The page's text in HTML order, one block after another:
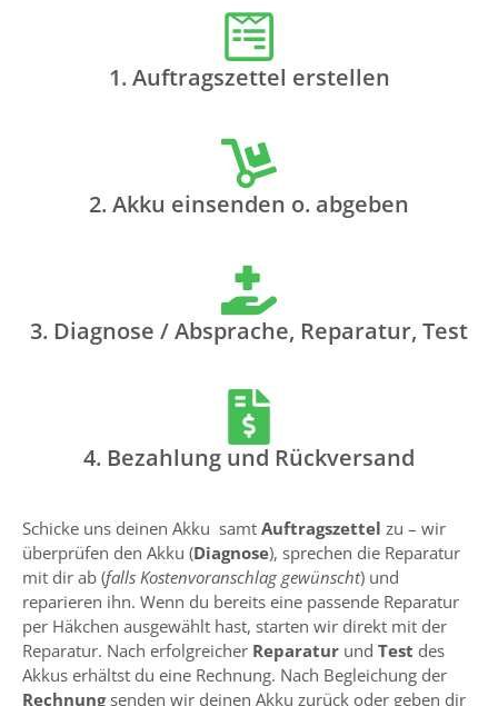
1. Auftragszettel erstellen
2. Akku einsenden o. abgeben
3. Diagnose / Absprache, Reparatur, Test
4. Bezahlung und Rückversand
Schicke uns deinen Akku samt Auftragszettel zu – wir
überprüfen den Akku (Diagnose), sprechen die Reparatur
mit dir ab (falls Kostenvoranschlag gewünscht) und
reparieren ihn. Wenn du bereits eine passende Reparatur
per Häkchen ausgewählt hast, starten wir direkt mit der
Reparatur. Nach erfolgreicher Reparatur und Test des
Akkus erhältst du eine Rechnung. Nach Begleichung der
Rechnungsenden wir deinen Akku zurück oder geben dir